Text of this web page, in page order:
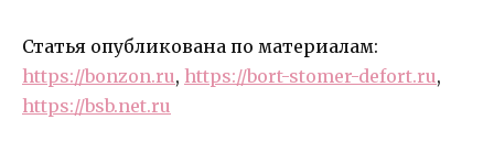
Статья опубликована по материалам:
https://bonzon.ru, https://bort-stomer-defort.ru,
https://bsb.net.ru